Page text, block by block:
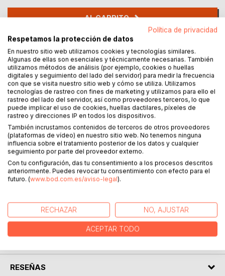
AL CARRITO
Añadir a lista de deseo
Haz una reseña
DESCRIPCIÓN
Aromas encantados, es una pequeña guía, en la cual
encontraras pequeños y prácticos rituales, ejecutados con
aceites esenciales.
SOBRE EL AUTOR
RESEÑAS
Política de privacidad
Respetamos la protección de datos
En nuestro sitio web utilizamos cookies y tecnologías similares.
Algunas de ellas son esenciales y técnicamente necesarias. También
utilizamos métodos de análisis (por ejemplo, cookies o huellas
digitales y seguimiento del lado del servidor) para medir la frecuencia
con que se visita nuestro sitio web y cómo se utiliza. Utilizamos
tecnologías de rastreo con fines de marketing y utilizamos para ello el
rastreo del lado del servidor, así como proveedores terceros, lo que
puede implicar el uso de cookies, huellas dactilares, píxeles de
rastreo y direcciones IP en todos los dispositivos.
También incrustamos contenidos de terceros de otros proveedores
(plataformas de vídeo) en nuestro sitio web. No tenemos ninguna
influencia sobre el tratamiento posterior de los datos y cualquier
seguimiento por parte del proveedor externo.
Con tu configuración, das tu consentimiento a los procesos descritos
anteriormente. Puedes revocar tu consentimiento con efecto para el
futuro. (www.bod.com.es/aviso-legal).
RECHAZAR NO, AJUSTAR
ACEPTAR TODO